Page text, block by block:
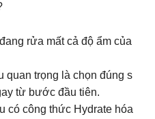
rửa mất cả độ ẩm của
quan trọng là chọn đúng s
từ bước đầu tiên.
có công thức Hydrate hóa